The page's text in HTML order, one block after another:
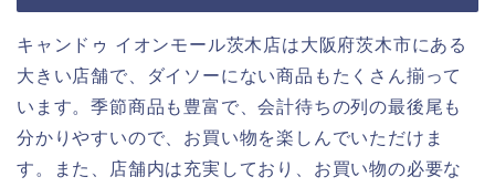
キャンドゥ イオンモール茨木店は大阪府茨木市にある
大きい店舗で、ダイソーにない商品もたくさん揃って
います。季節商品も豊富で、会計待ちの列の最後尾も
分かりやすいので、お買い物を楽しんでいただけま
す。また、店舗内は充実しており、お買い物の必要な